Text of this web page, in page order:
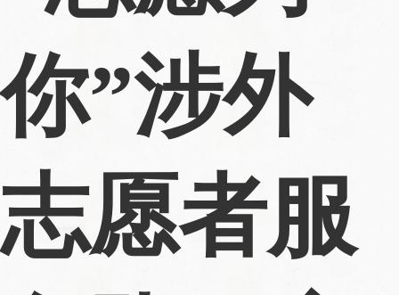
你”涉外
志愿者服